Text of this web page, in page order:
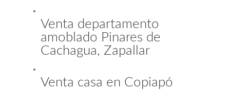
Venta departamento
amoblado Pinares de
Cachagua, Zapallar
Venta casa en Copiapó